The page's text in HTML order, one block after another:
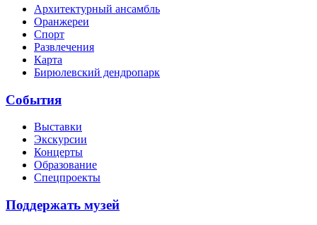
Архитектурный ансамбль
Оранжереи
Спорт
Развлечения
Карта
Бирюлевский дендропарк
События
Выставки
Экскурсии
Концерты
Образование
Спецпроекты
Поддержать музей